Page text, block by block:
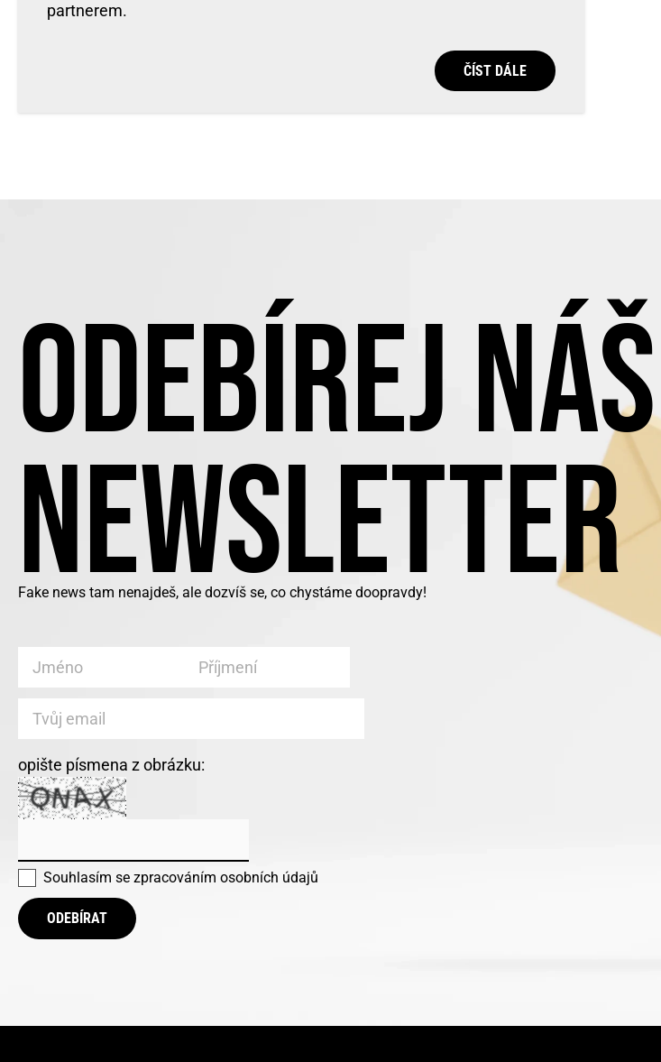
partnerem.
ČÍST DÁLE
ODEBÍREJ NÁŠ
NEWSLETTER
Fake news tam nenajdeš, ale dozvíš se, co chystáme doopravdy!
opište písmena z obrázku:
Souhlasím se zpracováním osobních údajů
ODEBÍRAT